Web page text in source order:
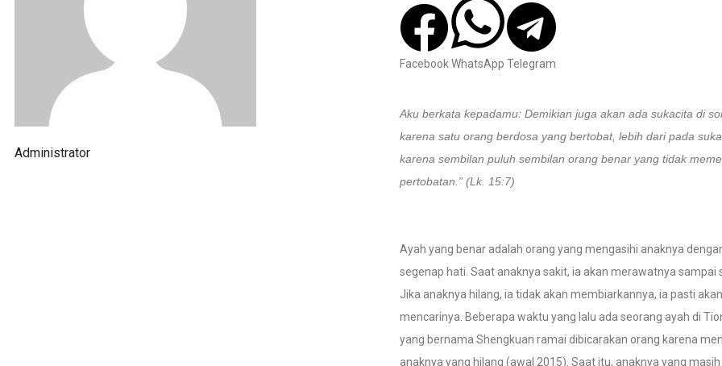
Administrator
FacebookWhatsApp Telegram
Aku berkata kepadamu: Demikian juga akan ada sukacita di
karena satu orang berdosa yang bertobat, lebih dari pada
karena sembilan puluh sembilan orang benar yang tidak
pertobatan.” (Lk. 15:7)
Ayah yang benar adalah orang yang mengasihi anaknya
segenap hati. Saat anaknya sakit, ia akan merawatnya sampai
Jika anaknya hilang, ia tidak akan membiarkannya, ia pasti
mencarinya. Beberapa waktu yang lalu ada seorang ayah di
yang bernama Shengkuan ramai dibicarakan orang karena
anaknya yang hilang (awal 2015). Saat itu, anaknya yang